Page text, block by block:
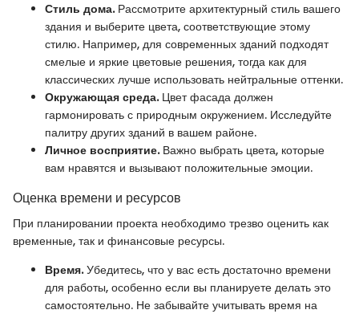
Стиль дома.Рассмотрите архитектурный стиль вашего
здания и выберите цвета, соответствующие этому
стилю. Например, для современных зданий подходят
смелые и яркие цветовые решения, тогда как для
классических лучше использовать нейтральные оттенки.
Окружающая среда.Цвет фасада должен
гармонировать с природным окружением. Исследуйте
палитру других зданий в вашем районе.
Личное восприятие.Важно выбрать цвета, которые
вам нравятся и вызывают положительные эмоции.
Оценка времени и ресурсов
При планировании проекта необходимо трезво оценить как
временные, так и финансовые ресурсы.
Время.Убедитесь, что у вас есть достаточно времени
для работы, особенно если вы планируете делать это
самостоятельно. Не забывайте учитывать время на